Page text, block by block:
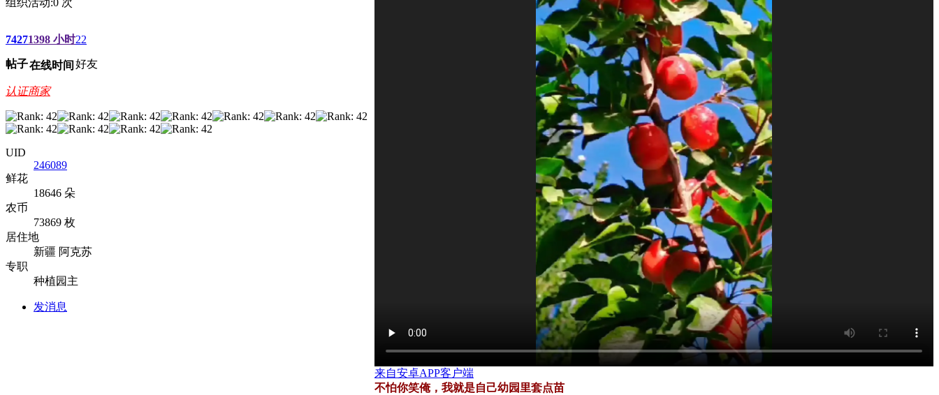
7427
帖子
1398 小时
在线时间
22
好友
认证商家
UID
246089
鲜花
18646 朵
农币
73869 枚
居住地
新疆 阿克苏
专职
种植园主
发消息
来自安卓APP客户端
不怕你笑俺，我就是自己幼园里套点苗